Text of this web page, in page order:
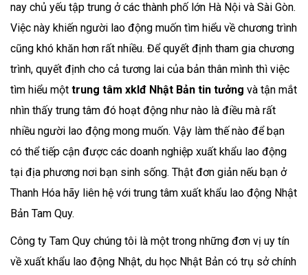
nay chủ yếu tập trung ở các thành phố lớn Hà Nội và Sài Gòn.
Việc này khiến người lao động muốn tìm hiểu về chương trình
cũng khó khăn hơn rất nhiều. Để quyết định tham gia chương
trình, quyết định cho cả tương lai của bản thân mình thì việc
tìm hiểu một trung tâm xklđ Nhật Bản tin tưởng và tận mắt
nhìn thấy trung tâm đó hoạt động như nào là điều mà rất
nhiều người lao động mong muốn. Vậy làm thế nào để bạn
có thể tiếp cận được các doanh nghiệp xuất khẩu lao động
tại địa phương nơi bạn sinh sống. Thật đơn giản nếu bạn ở
Thanh Hóa hãy liên hệ với trung tâm xuất khẩu lao động Nhật
Bản Tam Quy.
Công ty Tam Quy chúng tôi là một trong những đơn vị uy tín
về xuất khẩu lao động Nhật, du học Nhật Bản có trụ sở chính